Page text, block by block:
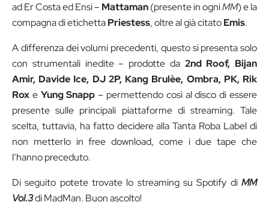
ad Er Costa ed Ensi – Mattaman(presente in ogniMM) e la
compagna di etichettaPriestess, oltre al già citatoEmis.
A differenza dei volumi precedenti, questo si presenta solo
con strumentali inedite – prodotte da 2nd Roof, Bijan
Amir, Davide Ice, DJ 2P, Kang Brulèe, Ombra, PK, Rik
Rox e Yung Snapp – permettendo così al disco di essere
presente sulle principali piattaforme di streaming. Tale
scelta, tuttavia, ha fatto decidere alla Tanta Roba Label di
non metterlo in free download, come i due tape che
l’hanno preceduto.
Di seguito potete trovate lo streaming su Spotify di MM
Vol.3di MadMan. Buon ascolto!